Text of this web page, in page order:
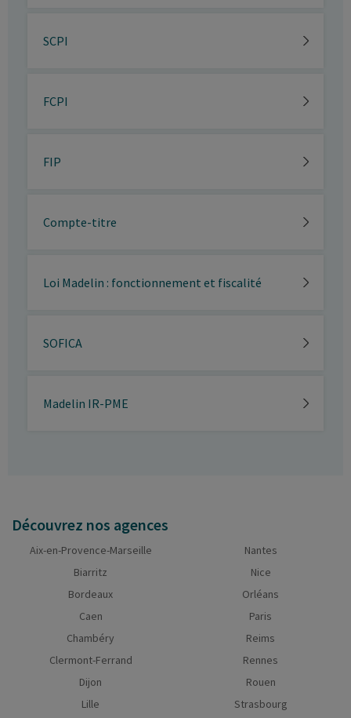
SCPI
FCPI
FIP
Compte-titre
Loi Madelin : fonctionnement et fiscalité
SOFICA
Madelin IR-PME
Découvrez nos agences
Aix-en-Provence-Marseille
Biarritz
Bordeaux
Caen
Chambéry
Clermont-Ferrand
Dijon
Lille
Nantes
Nice
Orléans
Paris
Reims
Rennes
Rouen
Strasbourg